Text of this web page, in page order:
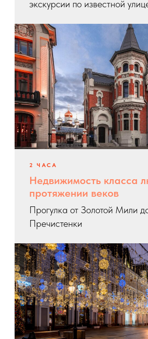
экскурсии по известной
2 ЧАСА
Недвижимость класса
протяжении веков
Прогулка от Золотой Мили
Пречистенки